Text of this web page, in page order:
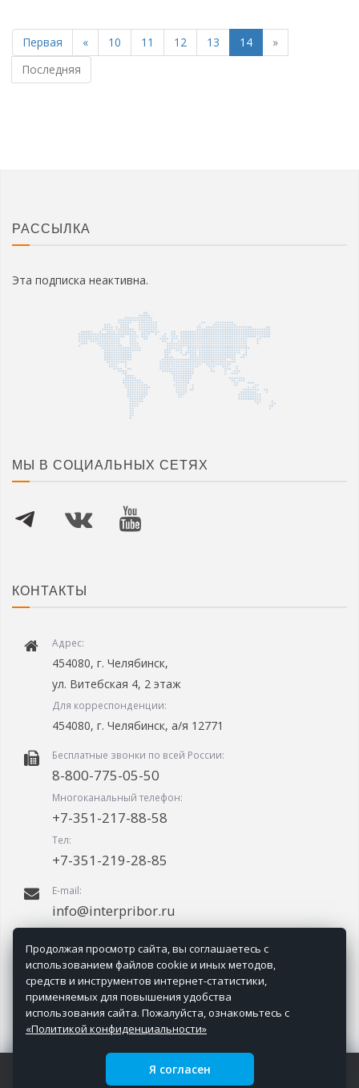
Первая « 10 11 12 13 14
»
Последняя
РАССЫЛКА
Эта подписка неактивна.
МЫ В СОЦИАЛЬНЫХ СЕТЯХ
КОНТАКТЫ
Адрес:
454080, г. Челябинск,
ул. Витебская 4, 2 этаж
Для корреспонденции:
454080, г. Челябинск, а/я 12771
Бесплатные звонки по всей России:
8-800-775-05-50
Многоканальный телефон:
+7-351-217-88-58
Тел:
+7-351-219-28-85
E-mail:
info@interpribor.ru
09.00-18.00 (мск + 2.00)
ООО НПП Интерприбор © 2006-2026
Продолжая просмотр сайта, вы соглашаетесь с
использованием файлов cookie и иных методов,
средств и инструментов интернет-статистики,
применяемых для повышения удобства
использования сайта. Пожалуйста, ознакомьтесь с
«Политикой конфиденциальности»
Я согласен